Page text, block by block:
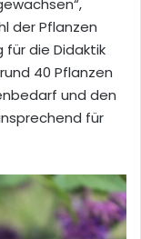
der Pflanzen
die Didaktik
40 Pflanzen
und den
für